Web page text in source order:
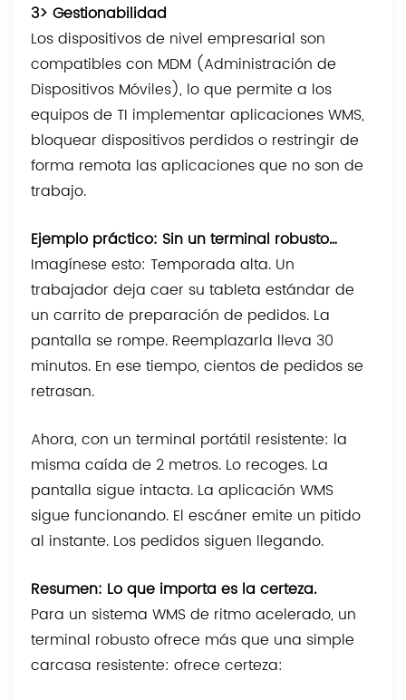
3> Gestionabilidad
Los dispositivos de nivel empresarial son
compatibles con MDM (Administración de
Dispositivos Móviles), lo que permite a los
equipos de TI implementar aplicaciones WMS,
bloquear dispositivos perdidos o restringir de
forma remota las aplicaciones que no son de
trabajo.
Ejemplo práctico: Sin un terminal robusto…
Imagínese esto: Temporada alta. Un
trabajador deja caer su tableta estándar de
un carrito de preparación de pedidos. La
pantalla se rompe. Reemplazarla lleva 30
minutos. En ese tiempo, cientos de pedidos se
retrasan.
Ahora, con un terminal portátil resistente: la
misma caída de 2 metros. Lo recoges. La
pantalla sigue intacta. La aplicación WMS
sigue funcionando. El escáner emite un pitido
al instante. Los pedidos siguen llegando.
Resumen: Lo que importa es la certeza.
Para un sistema WMS de ritmo acelerado, un
terminal robusto ofrece más que una simple
carcasa resistente: ofrece certeza: